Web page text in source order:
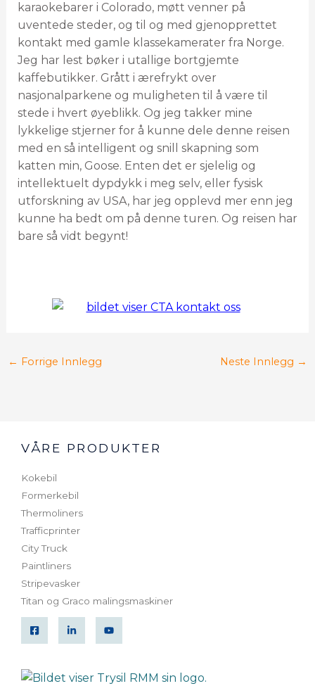
karaokebarer i Colorado, møtt venner på
uventede steder, og til og med gjenopprettet
kontakt med gamle klassekamerater fra Norge.
Jeg har lest bøker i utallige bortgjemte
kaffebutikker. Grått i ærefrykt over
nasjonalparkene og muligheten til å være til
stede i hvert øyeblikk. Og jeg takker mine
lykkelige stjerner for å kunne dele denne reisen
med en så intelligent og snill skapning som
katten min, Goose. Enten det er sjelelig og
intellektuelt dypdykk i meg selv, eller fysisk
utforskning av USA, har jeg opplevd mer enn jeg
kunne ha bedt om på denne turen. Og reisen har
bare så vidt begynt!
← Forrige Innlegg Neste Innlegg →
VÅRE PRODUKTER
Kokebil
Formerkebil
Thermoliners
Trafficprinter
City Truck
Paintliners
Stripevasker
Titan og Graco malingsmaskiner